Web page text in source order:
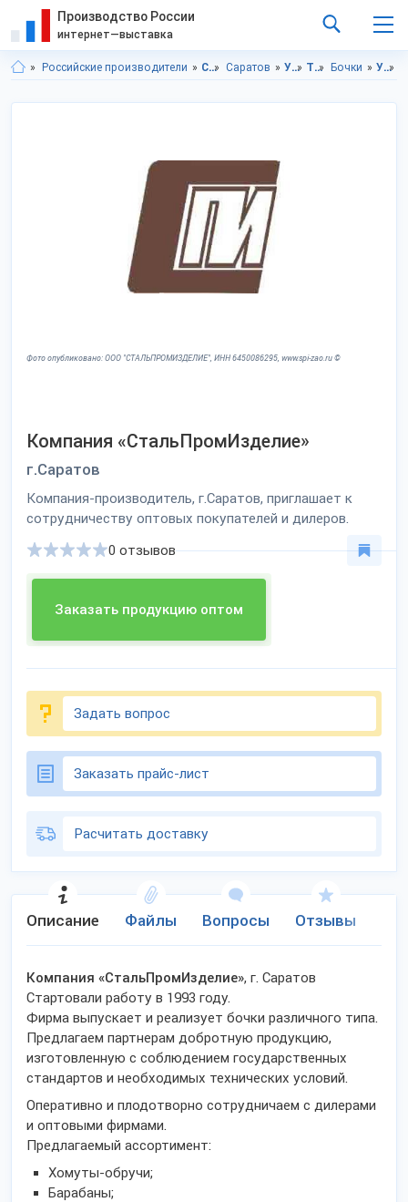
Производство России
интернет—выставка
Российские производители Саратовская область Саратов Упаковка Тара Бочки Упаковка в Саратовская область
Фото опубликовано: ООО "СТАЛЬПРОМИЗДЕЛИЕ", ИНН 6450086295, www.spi-zao.ru ©
Компания «СтальПромИзделие»
г.Саратов
Компания-производитель, г.Саратов, приглашает к
сотрудничеству оптовых покупателей и дилеров.
Заказать продукцию оптом
0 отзывов
Задать вопрос
Заказать прайс-лист
Расчитать доставку
Описание Файлы Вопросы Отзывы
Компания «СтальПромИзделие», г. Саратов
Стартовали работу в 1993 году.
Фирма выпускает и реализует бочки различного типа.
Предлагаем партнерам добротную продукцию,
изготовленную с соблюдением государственных
стандартов и необходимых технических условий.
Оперативно и плодотворно сотрудничаем с дилерами
и оптовыми фирмами.
Предлагаемый ассортимент:
Хомуты-обручи;
Барабаны;